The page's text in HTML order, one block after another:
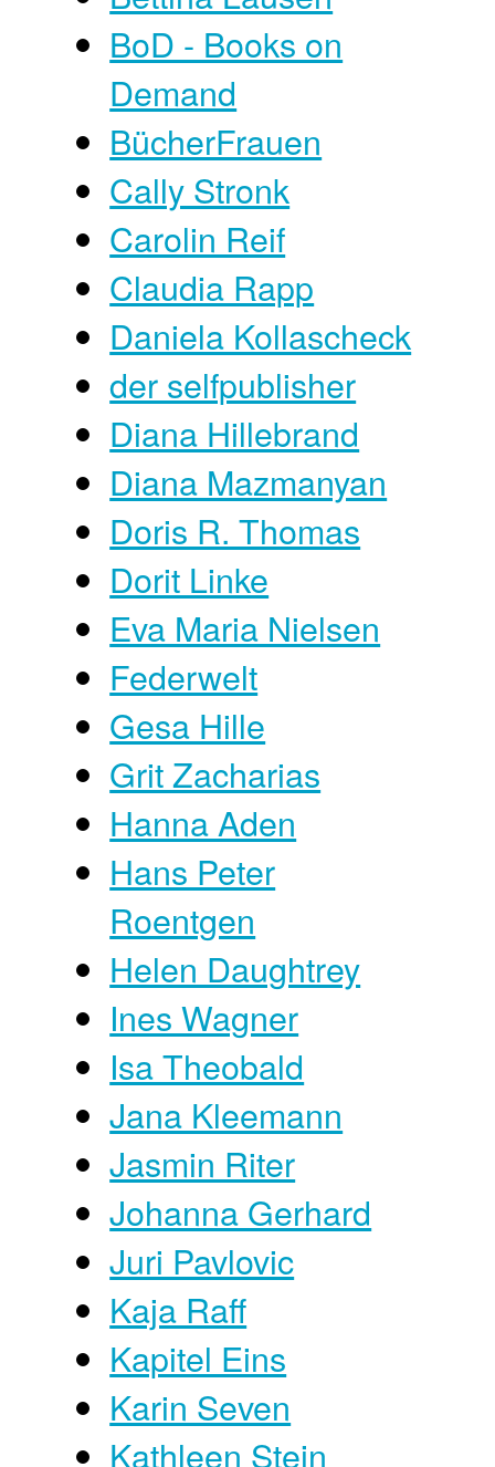
BoD - Books on
Demand
BücherFrauen
Cally Stronk
Carolin Reif
Claudia Rapp
Daniela Kollascheck
der selfpublisher
Diana Hillebrand
Diana Mazmanyan
Doris R. Thomas
Dorit Linke
Eva Maria Nielsen
Federwelt
Gesa Hille
Grit Zacharias
Hanna Aden
Hans Peter
Roentgen
Helen Daughtrey
Ines Wagner
Isa Theobald
Jana Kleemann
Jasmin Riter
Johanna Gerhard
Juri Pavlovic
Kaja Raff
Kapitel Eins
Karin Seven
Kathleen Stein